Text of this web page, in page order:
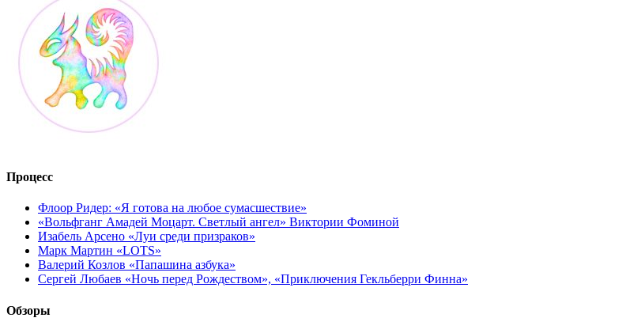
Процесс
Флоор Ридер: «Я готова на любое сумасшествие»
«Вольфганг Амадей Моцарт. Светлый ангел» Виктории Фоминой
Изабель Арсено «Луи среди призраков»
Марк Мартин «LOTS»
Валерий Козлов «Папашина азбука»
Сергей Любаев «Ночь перед Рождеством», «Приключения Гекльберри Финна»
Обзоры